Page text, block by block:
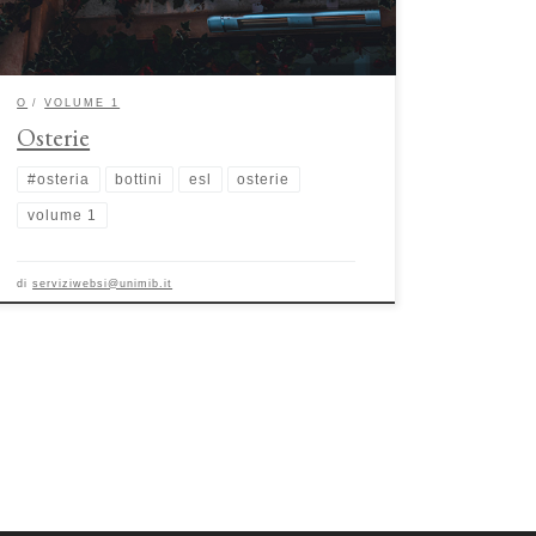
di ristorazione. Rispetto ai tradizionali ristoranti, le […]
O VOLUME 1
Osterie
#osteria bottini esl osterie
volume 1
diserviziwebsi@unimib.it